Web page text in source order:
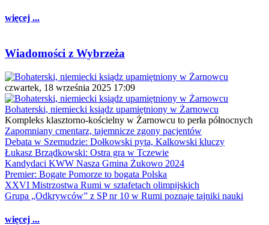
więcej ...
Wiadomości z Wybrzeża
czwartek, 18 września 2025 17:09
Bohaterski, niemiecki ksiądz upamiętniony w Żarnowcu
Kompleks klasztorno-kościelny w Żarnowcu to perła północnych
Zapomniany cmentarz, tajemnicze zgony pacjentów
Debata w Szemudzie: Dołkowski pyta, Kalkowski kluczy
Łukasz Brządkowski: Ostra gra w Tczewie
Kandydaci KWW Nasza Gmina Żukowo 2024
Premier: Bogate Pomorze to bogata Polska
XXVI Mistrzostwa Rumi w sztafetach olimpijskich
Grupa „Odkrywców” z SP nr 10 w Rumi poznaje tajniki nauki
więcej ...